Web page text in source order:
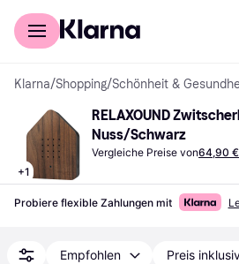
Für Shopper
Klarna/Shopping/Schönheit &
+1
RELAXOUND
Nuss/Schwarz
Vergleiche Preise von64,90 €
Probiere flexible Zahlungen mit
Empfohlen Preis